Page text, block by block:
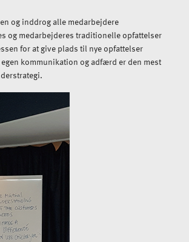
og inddrog alle medarbejdere
og medarbejderes traditionelle opfattelser
for at give plads til nye opfattelser
kommunikation og adfærd er den mest